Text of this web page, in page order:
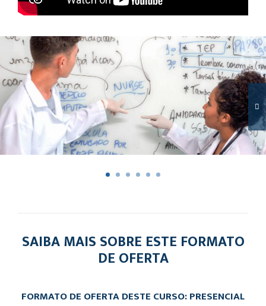
SAIBA MAIS SOBRE ESTE FORMATO
DE OFERTA
FORMATO DE OFERTA DESTE CURSO: PRESENCIAL